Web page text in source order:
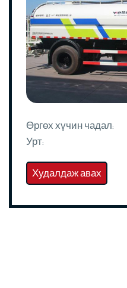
Өргөх хүчин чадал:
Урт:
Худалдаж авах